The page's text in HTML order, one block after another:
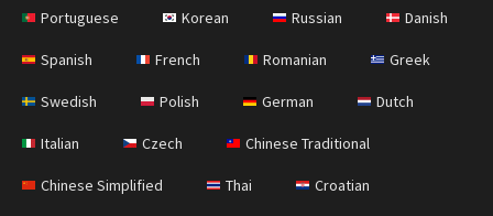
Portuguese Korean Russian Danish
Spanish French Romanian Greek
Swedish Polish German Dutch
Italian Czech Chinese Traditional
Chinese Simplified Thai Croatian